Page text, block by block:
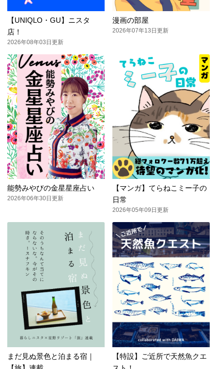
【UNIQLO・GU】ニスタ
店！
2026年08年03日更新
漫画の部屋
2026年07年13日更新
能勢みやびの金星星座占い
2026年06年30日更新
【マンガ】てらねこミー子の
日常
2026年05年09日更新
まだ見ぬ景色と泊まる宿｜
【特設】ご近所で天然魚クエ